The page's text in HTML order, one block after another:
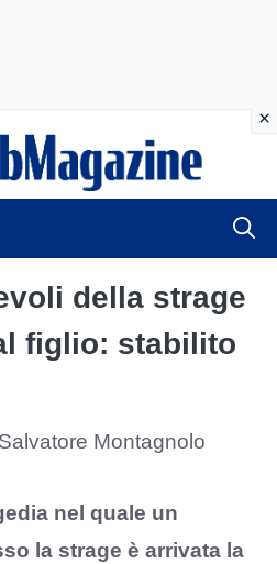
della strage
figlio: stabilito
Salvatore Montagnolo
nel quale un
la strage è arrivata la